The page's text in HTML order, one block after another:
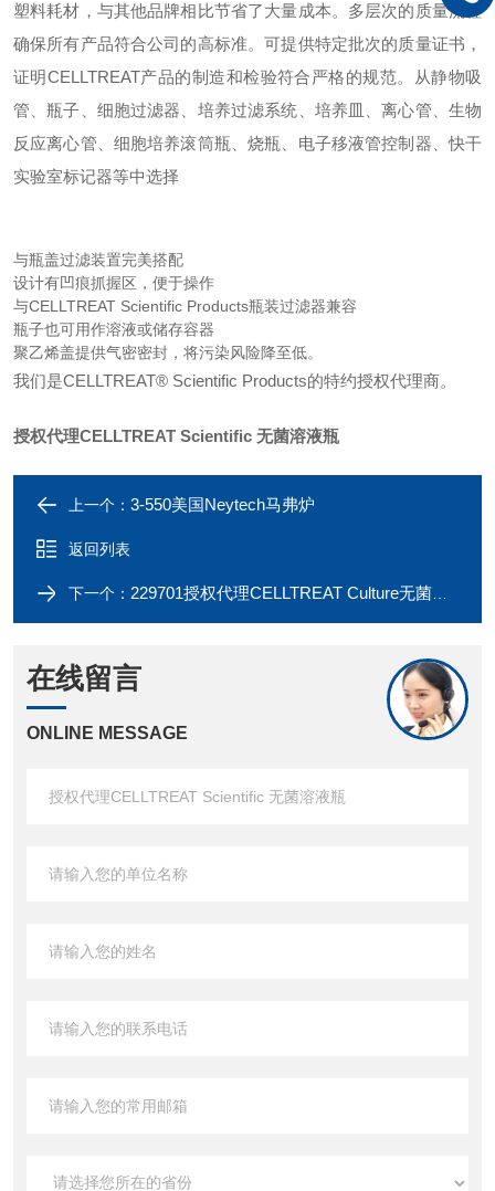
塑料耗材，与其他品牌相比节省了大量成本。多层次的质量流程
确保所有产品符合公司的高标准。可提供特定批次的质量证书，
证明CELLTREAT产品的制造和检验符合严格的规范。从静物吸
管、瓶子、细胞过滤器、培养过滤系统、培养皿、离心管、生物
反应离心管、细胞培养滚筒瓶、烧瓶、电子移液管控制器、快干
实验室标记器等中选择
与瓶盖过滤装置完美搭配
设计有凹痕抓握区，便于操作
与CELLTREAT Scientific Products瓶装过滤器兼容
瓶子也可用作溶液或储存容器
聚乙烯盖提供气密密封，将污染风险降至低。
我们是CELLTREAT® Scientific Products的特约授权代理商。
授权代理CELLTREAT Scientific 无菌溶液瓶
上一个： 3-550美国Neytech马弗炉
返回列表
下一个： 229701授权代理CELLTREAT Culture无菌过滤系统
在线留言
ONLINE MESSAGE